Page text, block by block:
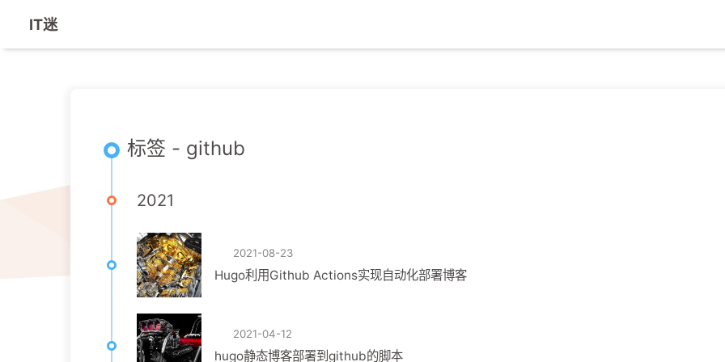
IT迷
标签 - github
2021
2021-08-23
Hugo利用Github Actions实现自动化部署博客
2021-04-12
hugo静态博客部署到github的脚本